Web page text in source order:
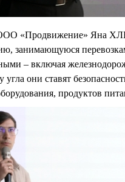
ООО «Продвижение» Яна
занимающуюся
– включая
угла они ставят
продуктов